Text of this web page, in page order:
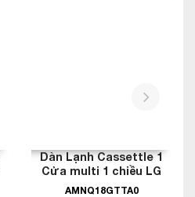
Dàn Lạnh Cassettle 1
Cửa multi 1 chiều LG
18.000BTU
AMNQ18GTTA0